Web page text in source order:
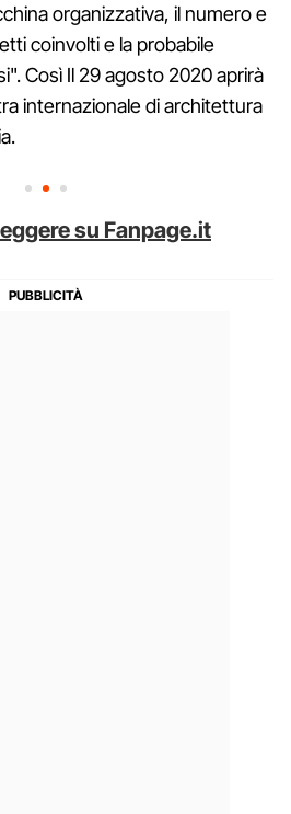
organizzativa, il numero e
coinvolti e la probabile
Così Il 29 agosto 2020 aprirà
internazionale di architettura
su Fanpage.it